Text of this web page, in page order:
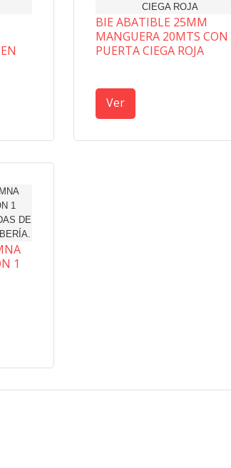
BIE ABATIBLE 25MM
MANGUERA 20MTS CON
PUERTA CIEGA ROJA
Ver
1